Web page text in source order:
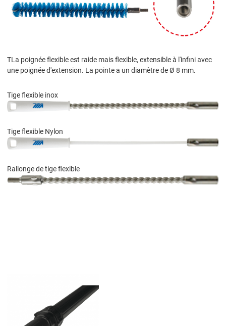
TLa poignée flexible est raide mais flexible, extensible à l'infini avec
une poignée d'extension. La pointe a un diamètre de Ø 8 mm.
Tige flexible inox
Tige flexible Nylon
Rallonge de tige flexible